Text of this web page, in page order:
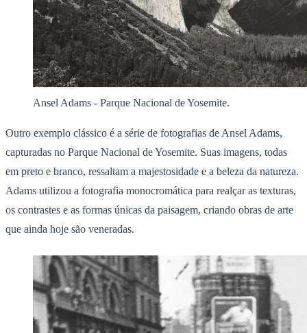
Ansel Adams - Parque Nacional de Yosemite.
Outro exemplo clássico é a série de fotografias de Ansel Adams,
capturadas no Parque Nacional de Yosemite. Suas imagens, todas
em preto e branco, ressaltam a majestosidade e a beleza da natureza.
Adams utilizou a fotografia monocromática para realçar as texturas,
os contrastes e as formas únicas da paisagem, criando obras de arte
que ainda hoje são veneradas.